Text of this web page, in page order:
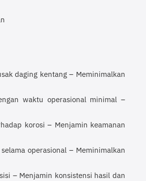
daging kentang – Meminimalkan
waktu operasional minimal –
korosi – Menjamin keamanan
operasional – Meminimalkan
– Menjamin konsistensi hasil dan